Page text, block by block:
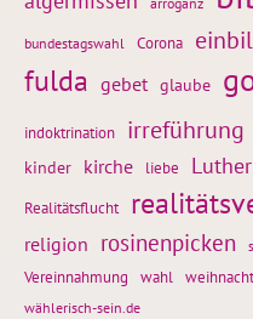
bundestagswahl Corona
fulda gebet glaube
indoktrination irreführung
kinder kirche liebe Luther
Realitätsflucht
religion rosinenpicken
Vereinnahmung wahl
wählerisch-sein.de